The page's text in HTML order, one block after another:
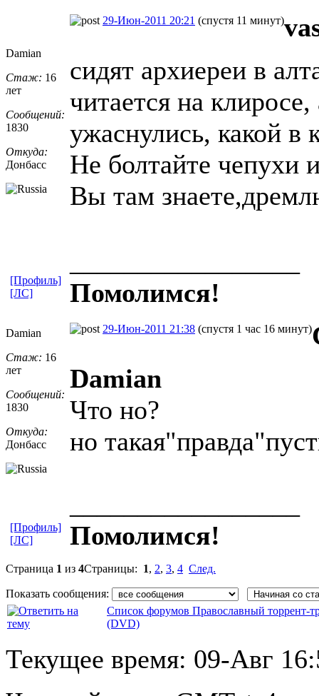
Damian
Стаж: 16
лет
Сообщений:
1830
Откуда:
Донбасс
29-Июн-2011 20:21 (спустя 11 минут)
сидят архиереи в
читается на
ужаснулись, какой в
Не болтайте чепухи
Вы там
Помолимся!
[Профиль]
[ЛС]
Damian
Стаж: 16
лет
Сообщений:
1830
Откуда:
Донбасс
29-Июн-2011 21:38 (спустя 1 час 16 минут)
Damian
Что но?
но
Помолимся!
[Профиль]
[ЛС]
Страница 1 из 4Страницы: 1, 2, 3, 4 След.
Показать сообщения:
Список форумов Православный торрент-
(DVD)
Текущее время: 09-Авг